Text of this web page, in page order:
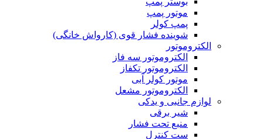
موتور پمپ
پمپ کولر
شوینده فشار قوی (کارواش خانگی)
الکتروموتور
الکتروموتور سه فاز
الکتروموتور تکفاز
موتور کولر آبی
الکتروموتور مشعل
لوازم جانبی و یدکی
شیر برقی
منبع تحت فشار
ست کنترل